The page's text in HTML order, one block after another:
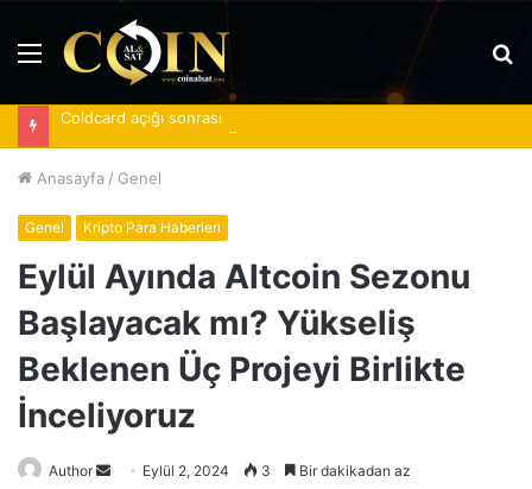
Menü
Anasayfa / Genel
Genel Kripto Para Haberleri
Eylül Ayında Altcoin Sezonu
Başlayacak mı? Yükseliş
Beklenen Üç Projeyi Birlikte
İnceliyoruz
Author
Bir
Eylül 2, 2024 3 Bir dakikadan az